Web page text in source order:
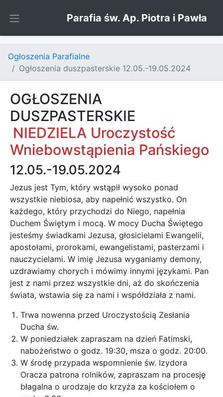
Parafia św. Ap. Piotra i Pawła
Ogłoszenia Parafialne
Ogłoszenia duszpasterskie 12.05.-19.05.2024
OGŁOSZENIA
DUSZPASTERSKIE
NIEDZIELA Uroczystość
Wniebowstąpienia Pańskiego
12.05.-19.05.2024
Jezus jest Tym, który wstąpił wysoko ponad
wszystkie niebiosa, aby napełnić wszystko. On
każdego, który przychodzi do Niego, napełnia
Duchem Świętym i mocą. W mocy Ducha Świętego
jesteśmy świadkami Jezusa, głosicielami Ewangelii,
apostołami, prorokami, ewangelistami, pasterzami i
nauczycielami. W imię Jezusa wyganiamy demony,
uzdrawiamy chorych i mówimy innymi językami. Pan
jest z nami przez wszystkie dni, aż do skończenia
świata, wstawia się za nami i współdziała z nami.
Trwa nowenna przed Uroczystością Zesłania
Ducha św.
W poniedziałek zapraszam na dzień Fatimski,
nabożeństwo o godz. 19:30, msza o godz. 20:00.
W środę przypada wspomnienie św. Izydora
Oracza patrona rolników, zapraszam na procesję
błagalna o urodzaje do krzyża za kościołem o